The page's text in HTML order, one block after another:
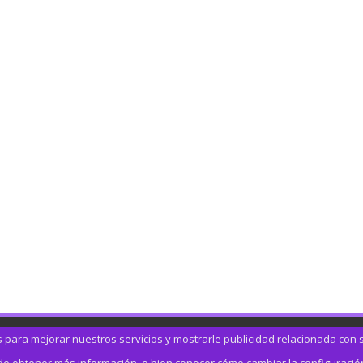
mejorar nuestros servicios y mostrarle publicidad relacionada